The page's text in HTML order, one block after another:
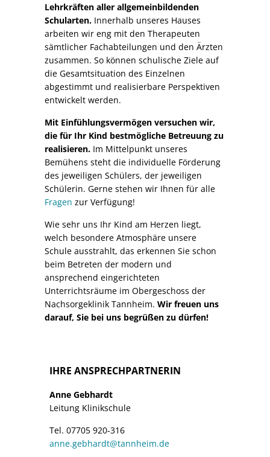
Lehrkräften aller allgemeinbildenden
Schularten. Innerhalb unseres Hauses
arbeiten wir eng mit den Therapeuten
sämtlicher Fachabteilungen und den Ärzten
zusammen. So können schulische Ziele auf
die Gesamtsituation des Einzelnen
abgestimmt und realisierbare Perspektiven
entwickelt werden.
Mit Einfühlungsvermögen versuchen wir,
die für Ihr Kind bestmögliche Betreuung zu
realisieren. Im Mittelpunkt unseres
Bemühens steht die individuelle Förderung
des jeweiligen Schülers, der jeweiligen
Schülerin. Gerne stehen wir Ihnen für alle
Fragen zur Verfügung!
Wie sehr uns Ihr Kind am Herzen liegt,
welch besondere Atmosphäre unsere
Schule ausstrahlt, das erkennen Sie schon
beim Betreten der modern und
ansprechend eingerichteten
Unterrichtsräume im Obergeschoss der
Nachsorgeklinik Tannheim. Wir freuen uns
darauf, Sie bei uns begrüßen zu dürfen!
IHRE ANSPRECHPARTNERIN
Anne Gebhardt
Leitung Klinikschule
Tel. 07705 920-316
anne.gebhardt@tannheim.de